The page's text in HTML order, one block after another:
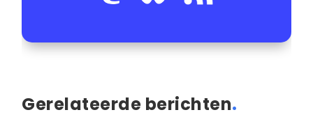
Gerelateerde berichten.